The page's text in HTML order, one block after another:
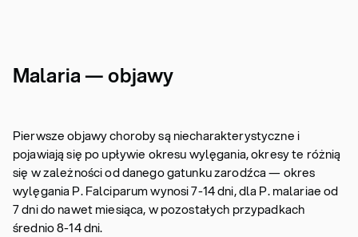
Malaria — objawy
Pierwsze objawy choroby są niecharakterystyczne i
pojawiają się po upływie okresu wylęgania, okresy te różnią
się w zależności od danego gatunku zarodźca — okres
wylęgania P. Falciparum wynosi 7-14 dni, dla P. malariae od
7 dni do nawet miesiąca, w pozostałych przypadkach
średnio 8-14 dni.